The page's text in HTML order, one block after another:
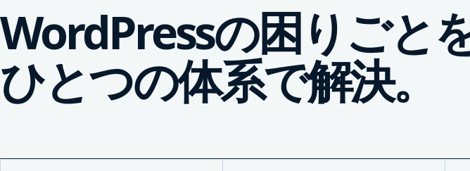
WordPressの困りごとを
ひとつの体系で解決。